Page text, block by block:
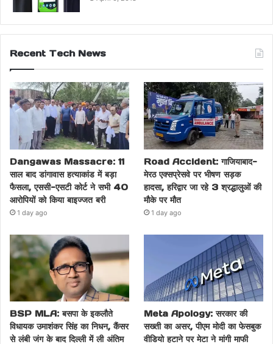
Recent Tech News
Dangawas Massacre: 11
साल बाद डांगावास हत्याकांड में बड़ा
फैसला, एससी-एसटी कोर्ट ने सभी 40
आरोपियों को किया बाइज्जत बरी
1 day ago
Road Accident: गाजियाबाद-
मेरठ एक्सप्रेसवे पर भीषण सड़क
हादसा, हरिद्वार जा रहे 3 श्रद्धालुओं की
मौके पर मौत
1 day ago
BSP MLA: बसपा के इकलौते
विधायक उमाशंकर सिंह का निधन, कैंसर
से लंबी जंग के बाद दिल्ली में ली अंतिम
Meta Apology: सरकार की
सख्ती का असर, पीएम मोदी का फेसबुक
वीडियो हटाने पर मेटा ने मांगी माफी